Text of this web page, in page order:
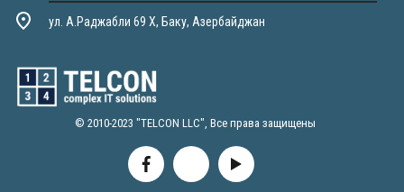
ул. А.Раджабли 69 X, Баку, Азербайджан
© 2010-2023 "TELCON LLC", Все права защищены